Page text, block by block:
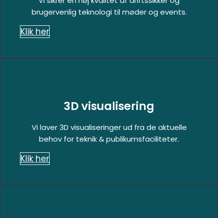
brugervenlig teknologi til møder og events.
Klik her
3D visualisering
Vi laver 3D visualiseringer ud fra de aktuelle
behov for teknik & publikumsfaciliteter.
Klik her